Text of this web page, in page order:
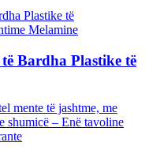
Bardha Plastike të